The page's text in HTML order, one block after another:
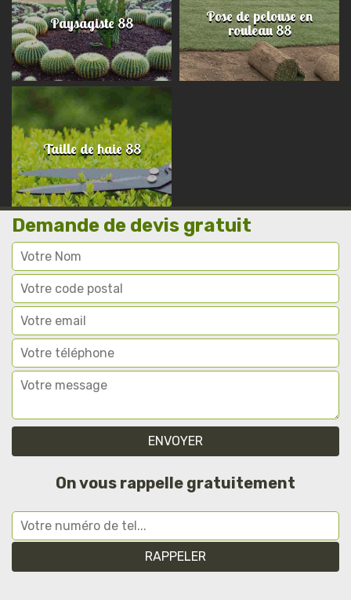
Paysagiste 88 Pose de pelouse en
rouleau 88
Taille de haie 88
Demande de devis gratuit
On vous rappelle gratuitement